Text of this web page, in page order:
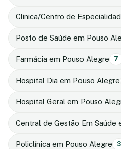
Clinica/Centro de
Posto de Saúde em Pouso
Farmácia em Pouso Alegre 7
Hospital Dia em Pouso Alegre
Hospital Geral em Pouso
Central de Gestão Em Saúde
Policlínica em Pouso Alegre 3